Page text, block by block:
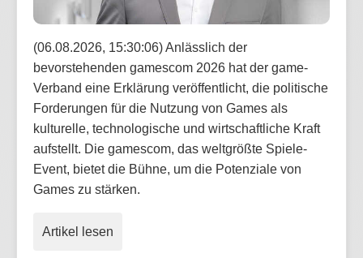
(06.08.2026, 15:30:06) Anlässlich der
bevorstehenden gamescom 2026 hat der game-
Verband eine Erklärung veröffentlicht, die politische
Forderungen für die Nutzung von Games als
kulturelle, technologische und wirtschaftliche Kraft
aufstellt. Die gamescom, das weltgrößte Spiele-
Event, bietet die Bühne, um die Potenziale von
Games zu stärken.
Artikel lesen